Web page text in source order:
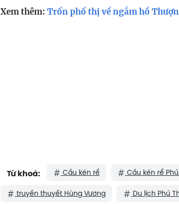
Xem thêm: Trốn phố thị về ngắm hồ
Từ khoá: Cầu kén rể Cầu kén rể
truyền thuyết Hùng Vương Du lịch Phú